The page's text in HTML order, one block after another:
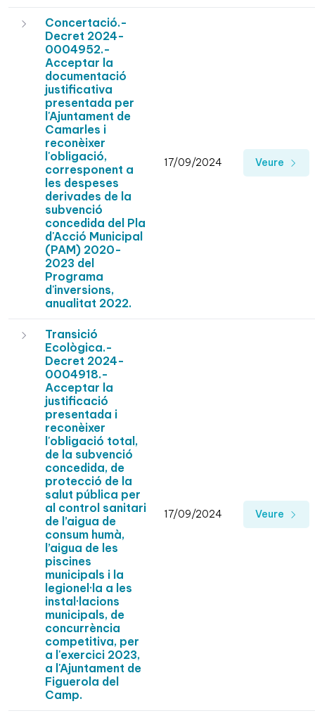
Concertació.-
Decret 2024-
0004952.-
Acceptar la
documentació
justificativa
presentada per
l'Ajuntament de
Camarles i
reconèixer
l'obligació,
corresponent a
les despeses
derivades de la
subvenció
concedida del Pla
d'Acció Municipal
(PAM) 2020-
2023 del
Programa
d'inversions,
anualitat 2022.
17/09/2024 Veure
Transició
Ecològica.-
Decret 2024-
0004918.-
Acceptar la
justificació
presentada i
reconèixer
l'obligació total,
de la subvenció
concedida, de
protecció de la
salut pública per
al control sanitari
de l’aigua de
consum humà,
l’aigua de les
piscines
municipals i la
legionel·la a les
instal·lacions
municipals, de
concurrència
competitiva, per
a l'exercici 2023,
a l'Ajuntament de
Figuerola del
Camp.
17/09/2024 Veure